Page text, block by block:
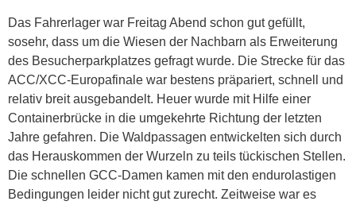
Das Fahrerlager war Freitag Abend schon gut gefüllt,
sosehr, dass um die Wiesen der Nachbarn als Erweiterung
des Besucherparkplatzes gefragt wurde. Die Strecke für das
ACC/XCC-Europafinale war bestens präpariert, schnell und
relativ breit ausgebandelt. Heuer wurde mit Hilfe einer
Containerbrücke in die umgekehrte Richtung der letzten
Jahre gefahren. Die Waldpassagen entwickelten sich durch
das Herauskommen der Wurzeln zu teils tückischen Stellen.
Die schnellen GCC-Damen kamen mit den endurolastigen
Bedingungen leider nicht gut zurecht. Zeitweise war es